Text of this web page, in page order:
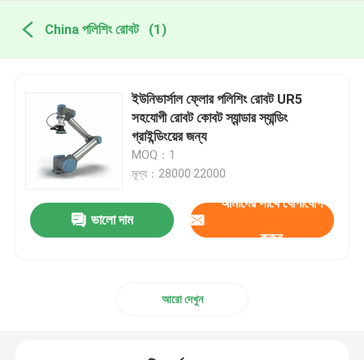
China পলিশিং রোবট (1)
ইউনিভার্সাল ফ্লোর পলিশিং রোবট UR5
সহযোগী রোবট কোবট স্যান্ডার স্যান্ডিং
গ্রাইন্ডিংয়ের জন্য
MOQ：1
মূল্য：28000·22000
ভালো দাম
আমাদের সাথে যোগাযোগ
করুন
আরো দেখুন